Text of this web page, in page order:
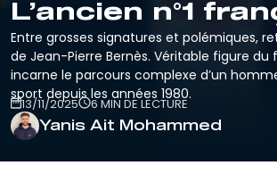
L’ancien n°1
Entre grosses signatures et polémiques,
de Jean-Pierre Bernès. Véritable figure du
incarne le parcours complexe d’un
sport depuis les années 1980.
13/11/2025 6 MIN DE LECTURE
Yanis Ait Mohammed